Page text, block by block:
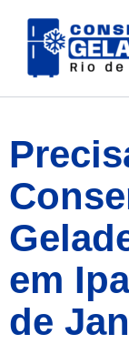
para
em
de